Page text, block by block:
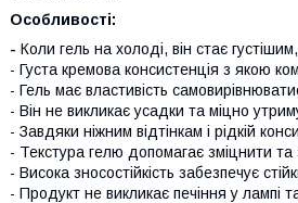
Особливості:
- Коли гель на холоді, він стає
- Густа кремова консистенція з якою
- Гель має властивість
- Він не викликає усадки та міцно
- Завдяки ніжним відтінкам і рідкій
- Текстура гелю допомагає зміцнити та
- Висока зносостійкість забезпечує
- Продукт не викликає печіння у лампі